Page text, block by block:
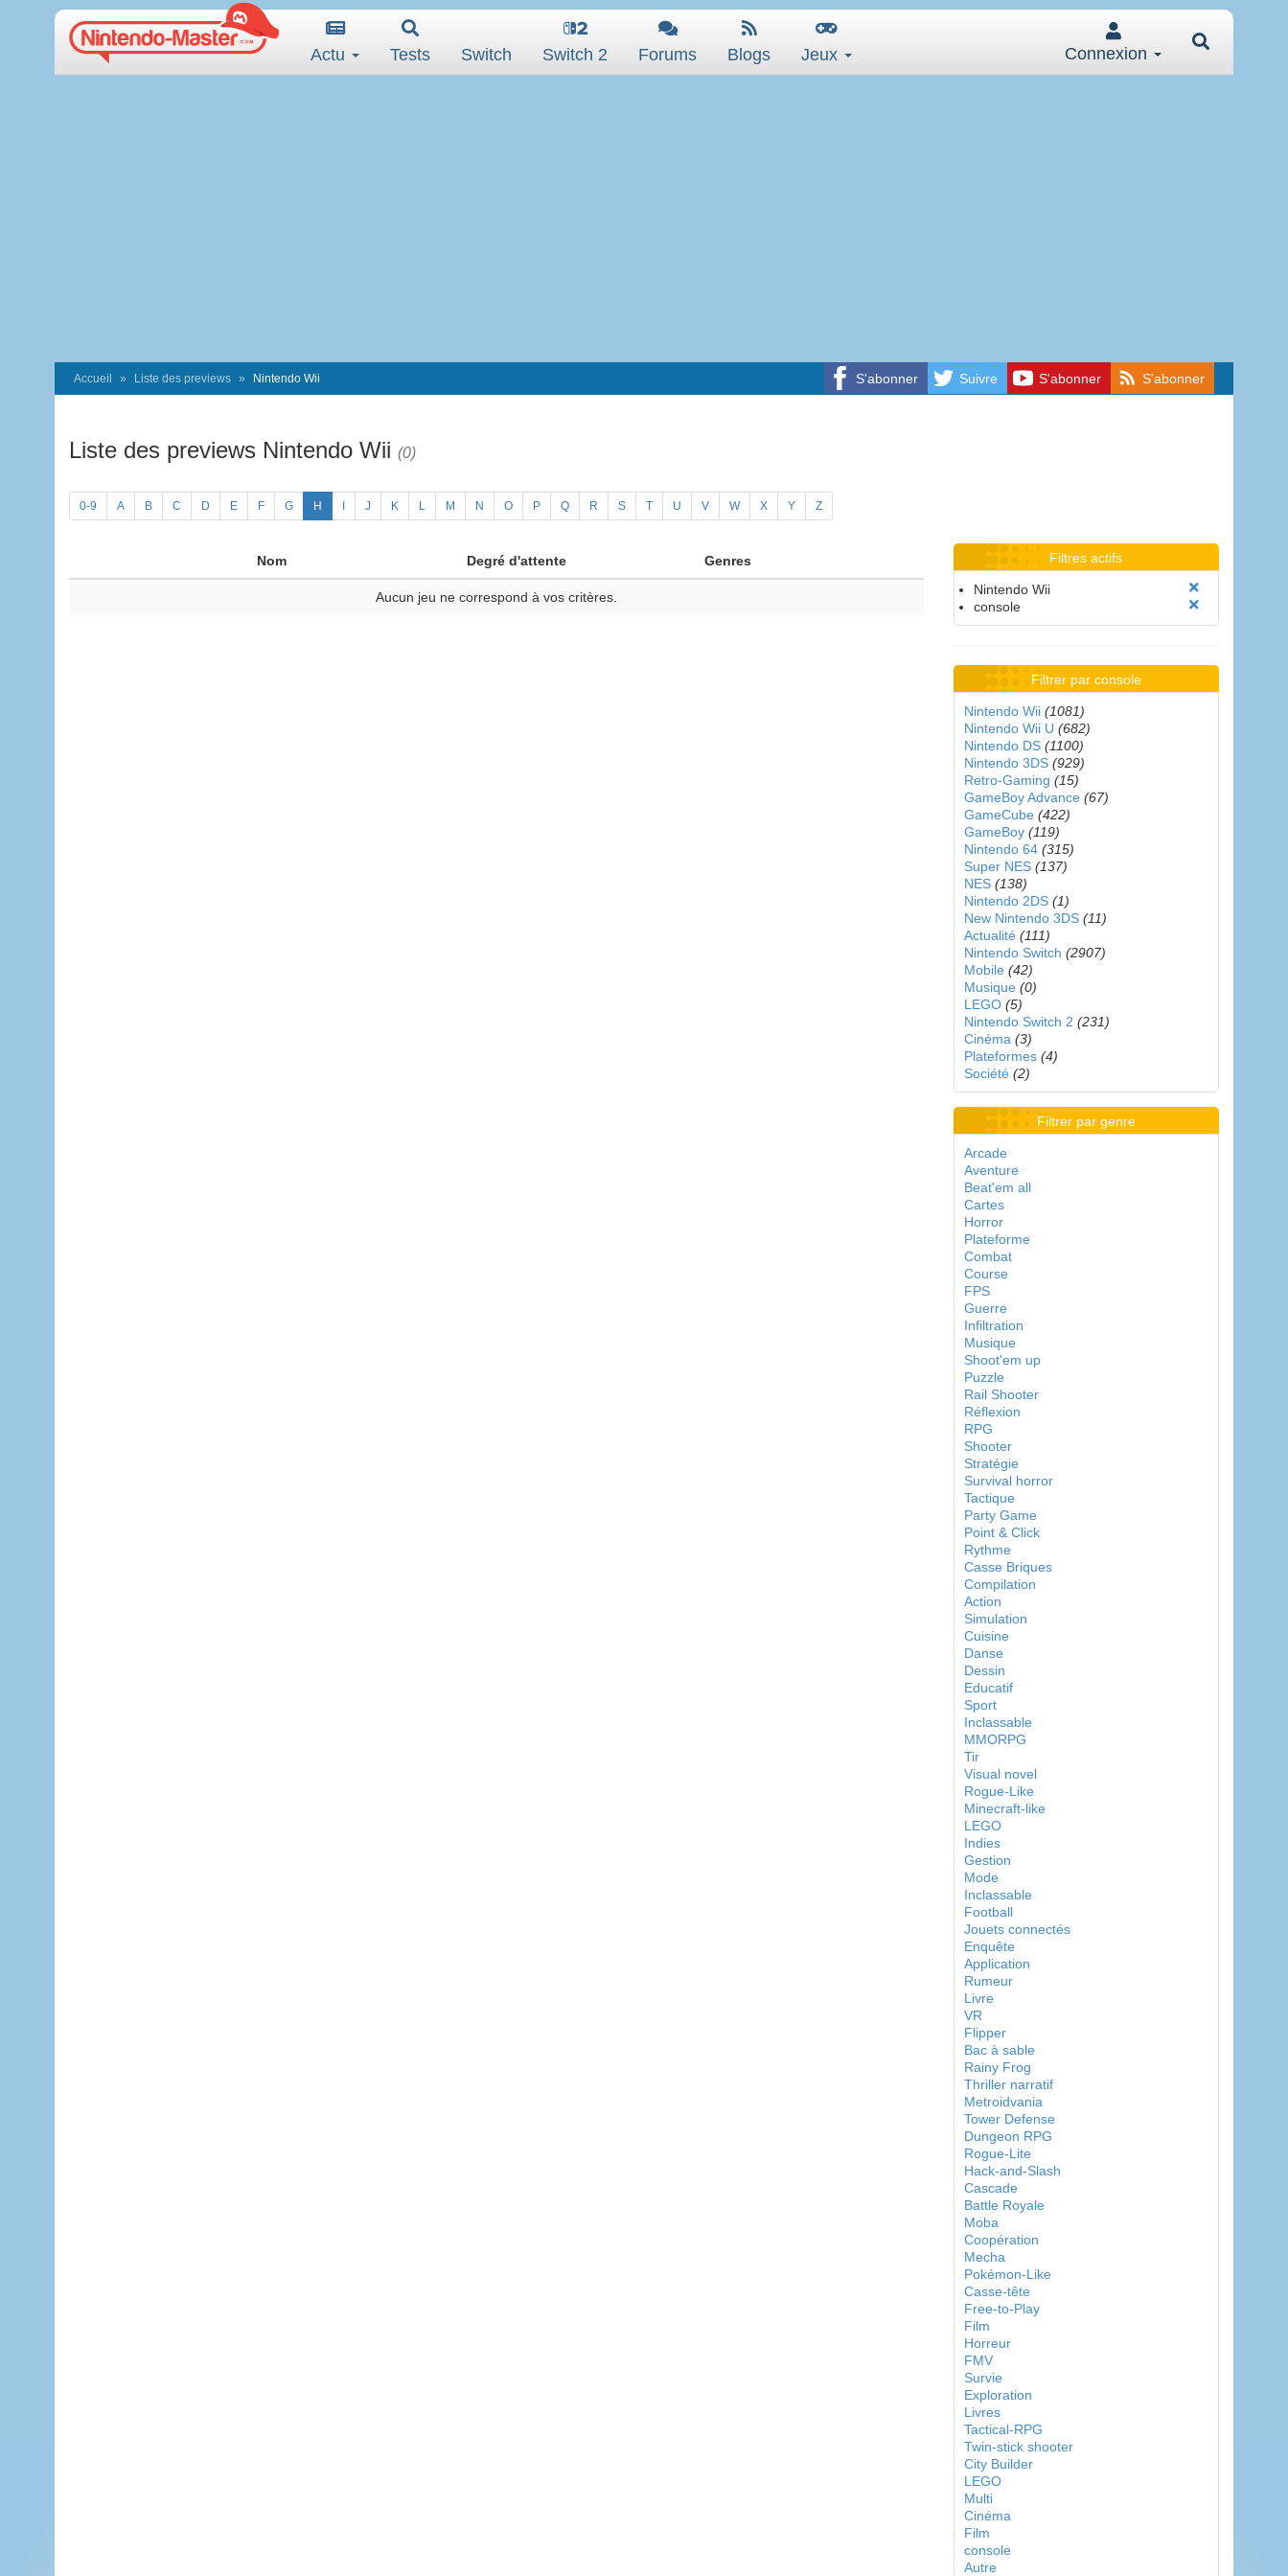
Actu Tests Switch Switch 2 Forums Blogs Jeux Connexion
S'abonner Suivre S'abonner S'abonner
Accueil Liste des previews Nintendo Wii
Liste des previews Nintendo Wii (0)
0-9 A B C D E F G H J K L M N O P Q R S T U V W X Y Z
Nom Degré d'attente Genres
Aucun jeu ne correspond à vos critères.
Filtres actifs
Nintendo Wii
console
Filtrer par console
Nintendo Wii (1081)
Nintendo Wii U (682)
Nintendo DS (1100)
Nintendo 3DS (929)
Retro-Gaming (15)
GameBoy Advance (67)
GameCube (422)
GameBoy (119)
Nintendo 64 (315)
Super NES (137)
NES (138)
Nintendo 2DS (1)
New Nintendo 3DS (11)
Actualité (111)
Nintendo Switch (2907)
Mobile (42)
Musique (0)
LEGO (5)
Nintendo Switch 2 (231)
Cinéma (3)
Plateformes (4)
Société (2)
Filtrer par genre
Arcade
Aventure
Beat'em all
Cartes
Horror
Plateforme
Combat
Course
FPS
Guerre
Infiltration
Musique
Shoot'em up
Puzzle
Rail Shooter
Réflexion
RPG
Shooter
Stratégie
Survival horror
Tactique
Party Game
Point & Click
Rythme
Casse Briques
Compilation
Action
Simulation
Cuisine
Danse
Dessin
Educatif
Sport
Inclassable
MMORPG
Tir
Visual novel
Rogue-Like
Minecraft-like
LEGO
Indies
Gestion
Mode
Inclassable
Football
Jouets connectés
Enquête
Application
Rumeur
Livre
VR
Flipper
Bac à sable
Rainy Frog
Thriller narratif
Metroidvania
Tower Defense
Dungeon RPG
Rogue-Lite
Hack-and-Slash
Cascade
Battle Royale
Moba
Coopération
Mecha
Pokémon-Like
Casse-tête
Free-to-Play
Film
Horreur
FMV
Survie
Exploration
Livres
Tactical-RPG
Twin-stick shooter
City Builder
LEGO
Multi
Cinéma
Film
console
Autre